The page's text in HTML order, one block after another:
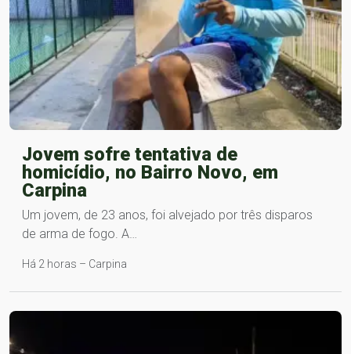
Jovem sofre tentativa de
homicídio, no Bairro Novo, em
Carpina
Um jovem, de 23 anos, foi alvejado por três disparos
de arma de fogo. A…
Há 2 horas – Carpina